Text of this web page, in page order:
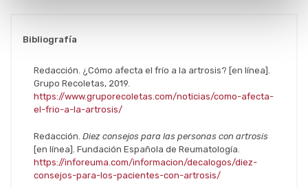
Bibliografía
Redacción. ¿Cómo afecta el frío a la artrosis? [en línea].
Grupo Recoletas, 2019.
https://www.gruporecoletas.com/noticias/como-afecta-
el-frio-a-la-artrosis/
Redacción. Diez consejos para las personas con artrosis
[en línea]. Fundación Española de Reumatología.
https://inforeuma.com/informacion/decalogos/diez-
consejos-para-los-pacientes-con-artrosis/